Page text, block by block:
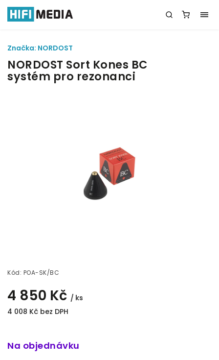
NORDOST Sort Kones BC
systém pro rezonanci
Kód: POA-SK/BC
4 850 Kč / ks
4 008 Kč bez DPH
Značka: NORDOST
Na objednávku